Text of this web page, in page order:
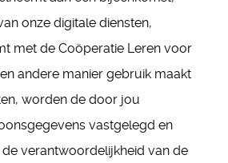
onze digitale diensten,
met de Coöperatie Leren voor
andere manier gebruik maakt
worden de door jou
vastgelegd en
verantwoordelijkheid van de